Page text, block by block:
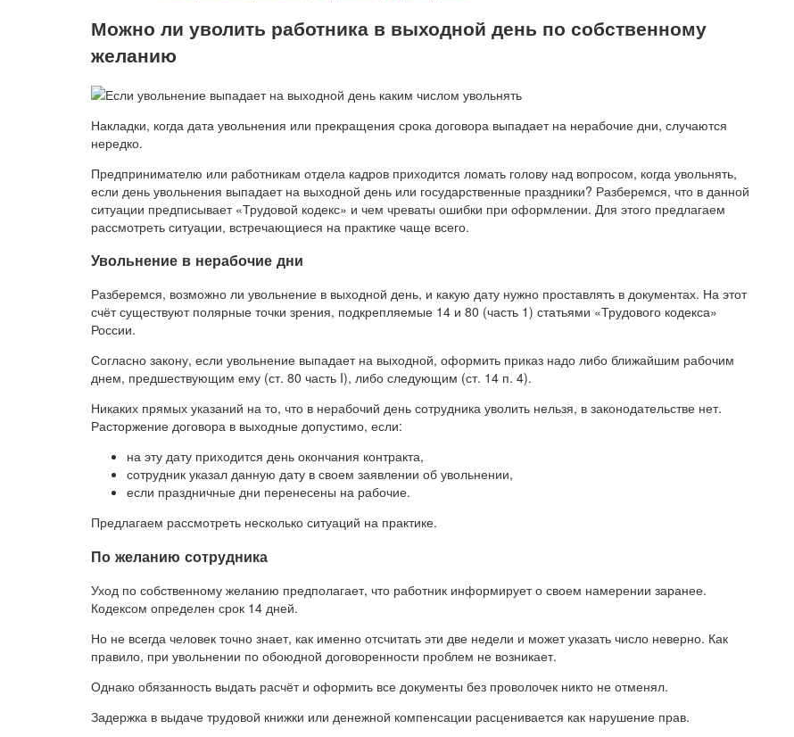
Можно ли уволить работника в выходной день по собственному
желанию
Накладки, когда дата увольнения или прекращения срока договора выпадает на нерабочие дни, случаются
нередко.
Предпринимателю или работникам отдела кадров приходится ломать голову над вопросом, когда увольнять,
если день увольнения выпадает на выходной день или государственные праздники? Разберемся, что в данной
ситуации предписывает «Трудовой кодекс» и чем чреваты ошибки при оформлении. Для этого предлагаем
рассмотреть ситуации, встречающиеся на практике чаще всего.
Увольнение в нерабочие дни
Разберемся, возможно ли увольнение в выходной день, и какую дату нужно проставлять в документах. На этот
счёт существуют полярные точки зрения, подкрепляемые 14 и 80 (часть 1) статьями «Трудового кодекса»
России.
Согласно закону, если увольнение выпадает на выходной, оформить приказ надо либо ближайшим рабочим
днем, предшествующим ему (ст. 80 часть I), либо следующим (ст. 14 п. 4).
Никаких прямых указаний на то, что в нерабочий день сотрудника уволить нельзя, в законодательстве нет.
Расторжение договора в выходные допустимо, если:
на эту дату приходится день окончания контракта,
сотрудник указал данную дату в своем заявлении об увольнении,
если праздничные дни перенесены на рабочие.
Предлагаем рассмотреть несколько ситуаций на практике.
По желанию сотрудника
Уход по собственному желанию предполагает, что работник информирует о своем намерении заранее.
Кодексом определен срок 14 дней.
Но не всегда человек точно знает, как именно отсчитать эти две недели и может указать число неверно. Как
правило, при увольнении по обоюдной договоренности проблем не возникает.
Однако обязанность выдать расчёт и оформить все документы без проволочек никто не отменял.
Задержка в выдаче трудовой книжки или денежной компенсации расценивается как нарушение прав.